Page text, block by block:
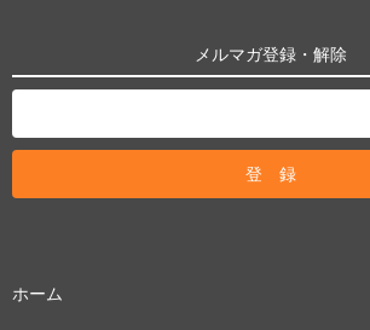
メルマガ登録・解除
ホーム